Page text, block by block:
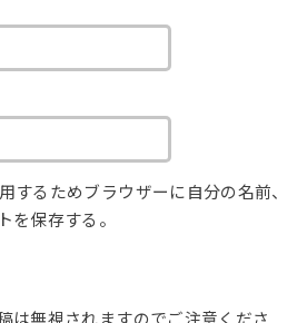
するためブラウザーに自分の名前、
を保存する。
は無視されますのでご注意くださ